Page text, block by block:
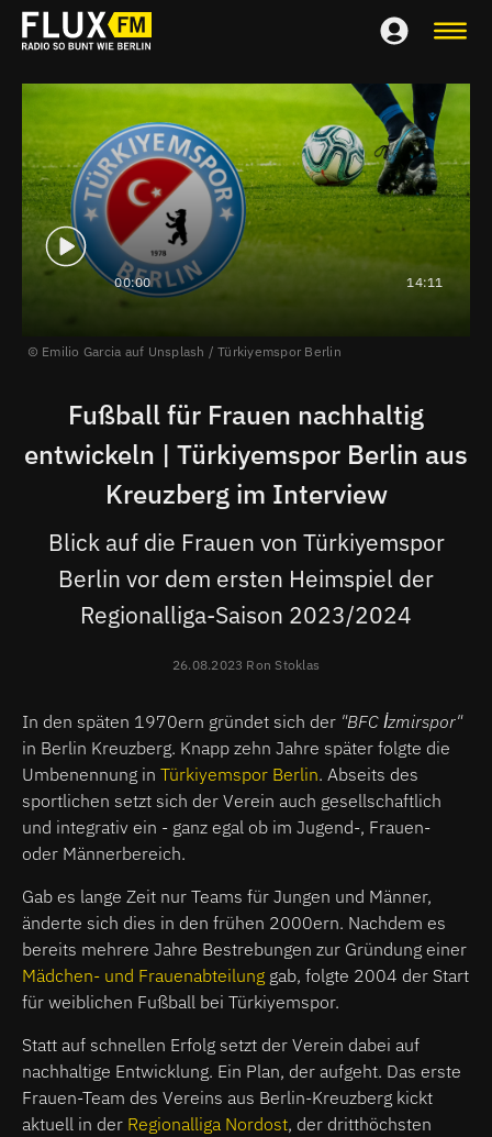
00:00 14:11
Emilio Garcia auf Unsplash / Türkiyemspor Berlin
Fußball für Frauen nachhaltig
entwickeln | Türkiyemspor Berlin aus
Kreuzberg im Interview
Blick auf die Frauen von Türkiyemspor
Berlin vor dem ersten Heimspiel der
Regionalliga-Saison 2023/2024
26.08.2023 Ron Stoklas
In den späten 1970ern gründet sich der "BFC İzmirspor"
in Berlin Kreuzberg. Knapp zehn Jahre später folgte die
Umbenennung in Türkiyemspor Berlin. Abseits des
sportlichen setzt sich der Verein auch gesellschaftlich
und integrativ ein - ganz egal ob im Jugend-, Frauen-
oder Männerbereich.
Gab es lange Zeit nur Teams für Jungen und Männer,
änderte sich dies in den frühen 2000ern. Nachdem es
bereits mehrere Jahre Bestrebungen zur Gründung einer
Mädchen- und Frauenabteilung gab, folgte 2004 der Start
für weiblichen Fußball bei Türkiyemspor.
Statt auf schnellen Erfolg setzt der Verein dabei auf
nachhaltige Entwicklung. Ein Plan, der aufgeht. Das erste
Frauen-Team des Vereins aus Berlin-Kreuzberg kickt
aktuell in der Regionalliga Nordost, der dritthöchsten